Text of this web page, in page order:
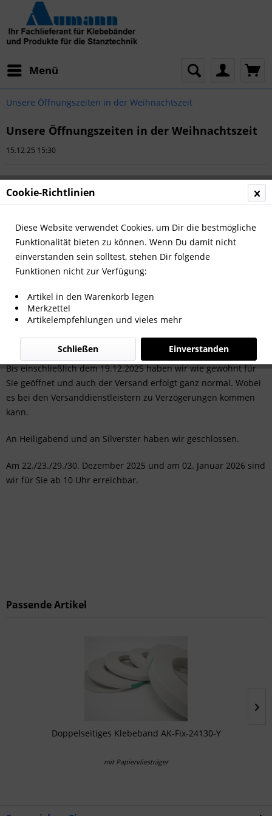
Menü
Unsere Öffnungszeiten in der Weihnachtszeit
Unsere Öffnungszeiten in der Weihnachtszeit
15.12.25 15:30
Ab dem 22.12.25
Bis einschließlich dem 19.12.2025 haben wir wie gewohnt für
Sie geöffnet und auch der Versand erfolgt ganz normal. Wobei
es bei den Versanddienstleistern zu Verzögerungen kommen
kann.
An Heiligabend und an Silverster haben wir geschlossen.
Am 22./23./29./30. Dezember 2025 und am 02. Januar 2026 sind
wir für Sie ab 10 Uhr erreichbar.
Passende Artikel
Doppelseitiges Klebeband AK-Fix-24130-Y
mit Papiervliesträger
Cookie-Richtlinien
Diese Website verwendet Cookies, um Dir die bestmögliche
Funktionalität bieten zu können. Wenn Du damit nicht
einverstanden sein solltest, stehen Dir folgende
Funktionen nicht zur Verfügung:
Artikel in den Warenkorb legen
Merkzettel
Artikelempfehlungen und vieles mehr
Einverstanden
Schließen